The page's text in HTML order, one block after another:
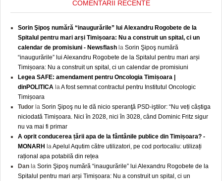
COMENTARII RECENTE
Sorin Şipoş numără “inaugurările” lui Alexandru Rogobete de la
Spitalul pentru mari arși Timișoara: Nu a construit un spital, ci un
calendar de promisiuni - Newsflash la Sorin Şipoş numără
“inaugurările” lui Alexandru Rogobete de la Spitalul pentru mari arși
Timișoara: Nu a construit un spital, ci un calendar de promisiuni
Legea SAFE: amendament pentru Oncologia Timișoara |
dinPOLITICA laA fost semnat contractul pentru Institutul Oncologic
Timișoara
Tudor la Sorin Şipoş nu le dă nicio speranţă PSD-iştilor: “Nu veți câștiga
niciodată Timișoara. Nici în 2028, nici în 3028, când Dominic Fritz sigur
nu va mai fi primar
A oprit conducerea țării apa de la fântânile publice din Timișoara? -
MONARH laApelul Aqutim către utilizatori, pe cod portocaliu: utilizați
rațional apa potabilă din rețea
Dan la Sorin Şipoş numără “inaugurările” lui Alexandru Rogobete de la
Spitalul pentru mari arși Timișoara: Nu a construit un spital, ci un